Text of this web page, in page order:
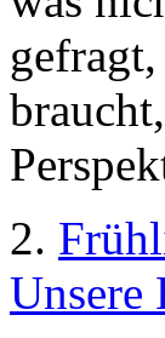
2.
Unsere